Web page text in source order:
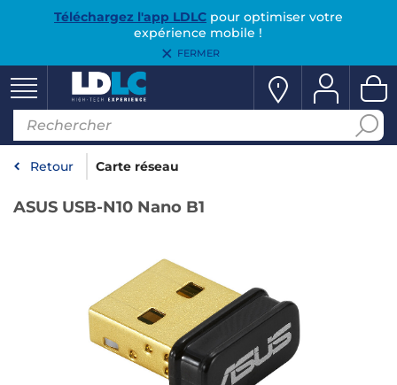
Téléchargez l'app LDLCpour optimiser votre
expérience mobile !
FERMER
Retour Carte réseau
ASUS USB-N10 Nano B1